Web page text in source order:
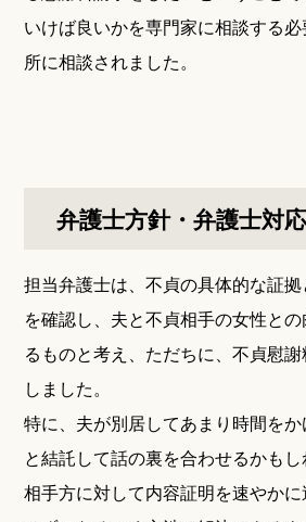
いけば良いかを専門家に相談する
所に相談されました。
弁護士方針・弁護士対
担当弁護士は、不貞の具体的な証
を確認し、夫と不貞相手の女性と
るものと考え、ただちに、不貞慰
しました。
特に、夫が別居してあまり時間を
と結託して話の裏を合わせるかもし
相手方に対して内容証明を速やか